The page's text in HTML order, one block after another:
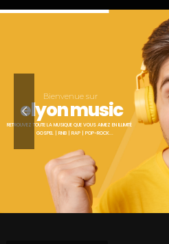
Bienvenue sur
elyon music
RETROUVEZ TOUTE LA MUSIQUE QUE VOUS AIMEZ EN ILLIMITÉ
GOSPEL | RNB | RAP | POP-ROCK...